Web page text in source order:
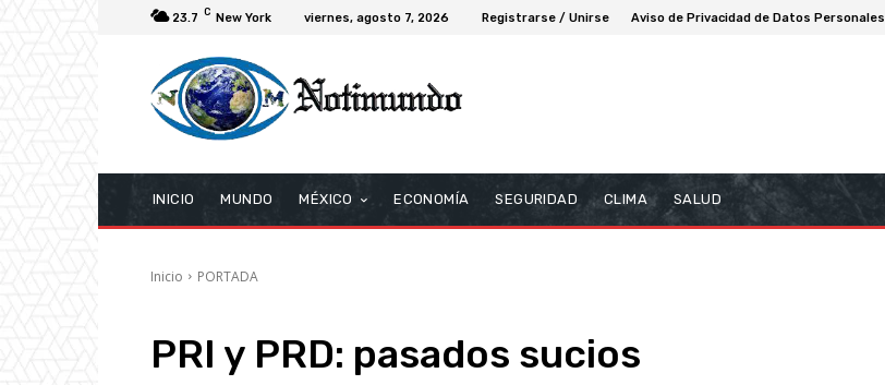
23.7 C New York viernes, agosto 7, 2026 Registrarse / Unirse Aviso de Privacidad de Datos Personales
INICIO MUNDO MÉXICO ECONOMÍA SEGURIDAD CLIMA SALUD
Inicio PORTADA
PRI y PRD: pasados sucios